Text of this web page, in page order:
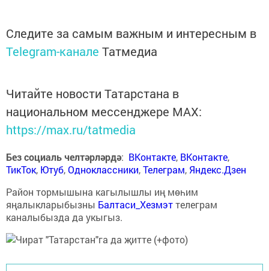
Следите за самым важным и интересным в
Telegram-канале Татмедиа
Читайте новости Татарстана в
национальном мессенджере MАХ:
https://max.ru/tatmedia
Без социаль челтәрләрдә: ВКонтакте, ВКонтакте,
ТикТок, Ютуб,Одноклассники,Телеграм, Яндекс.Дзен
Район тормышына кагылышлы иң мөһим
яңалыкларыбызны Балтаси_Хезмэттелеграм
каналыбызда да укыгыз.